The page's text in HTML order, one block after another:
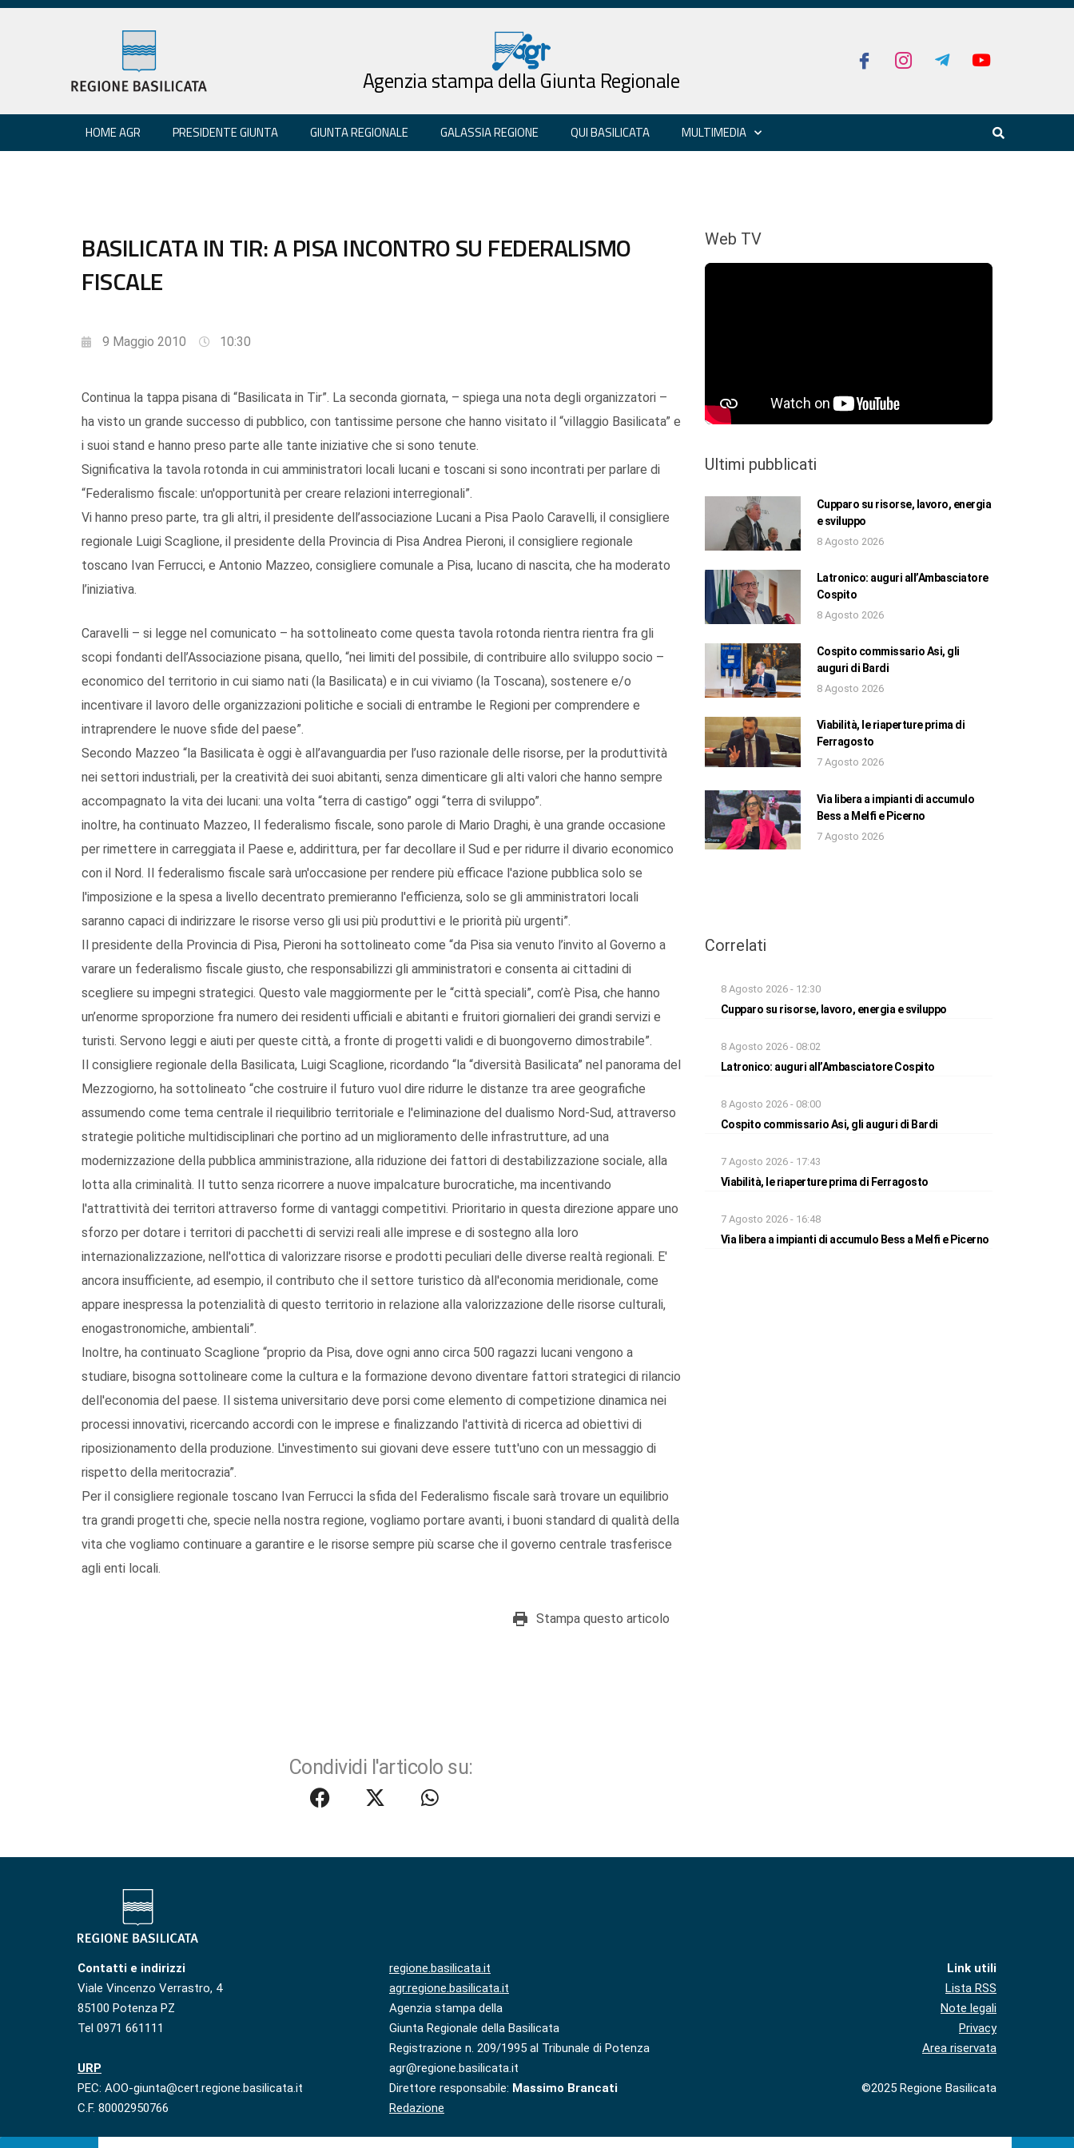
Agenzia stampa della Giunta Regionale
HOME AGR PRESIDENTE GIUNTA GIUNTA REGIONALE GALASSIA REGIONE QUI BASILICATA MULTIMEDIA
BASILICATA IN TIR: A PISA INCONTRO SU FEDERALISMO
FISCALE
9 Maggio 2010 10:30
Continua la tappa pisana di “Basilicata in Tir”. La seconda giornata, – spiega una nota degli organizzatori –
ha visto un grande successo di pubblico, con tantissime persone che hanno visitato il “villaggio Basilicata” e
i suoi stand e hanno preso parte alle tante iniziative che si sono tenute.
Significativa la tavola rotonda in cui amministratori locali lucani e toscani si sono incontrati per parlare di
“Federalismo fiscale: un'opportunità per creare relazioni interregionali”.
Vi hanno preso parte, tra gli altri, il presidente dell’associazione Lucani a Pisa Paolo Caravelli, il consigliere
regionale Luigi Scaglione, il presidente della Provincia di Pisa Andrea Pieroni, il consigliere regionale
toscano Ivan Ferrucci, e Antonio Mazzeo, consigliere comunale a Pisa, lucano di nascita, che ha moderato
l’iniziativa.
Caravelli – si legge nel comunicato – ha sottolineato come questa tavola rotonda rientra rientra fra gli
scopi fondanti dell’Associazione pisana, quello, “nei limiti del possibile, di contribuire allo sviluppo socio –
economico del territorio in cui siamo nati (la Basilicata) e in cui viviamo (la Toscana), sostenere e/o
incentivare il lavoro delle organizzazioni politiche e sociali di entrambe le Regioni per comprendere e
intraprendere le nuove sfide del paese”.
Secondo Mazzeo “la Basilicata è oggi è all’avanguardia per l’uso razionale delle risorse, per la produttività
nei settori industriali, per la creatività dei suoi abitanti, senza dimenticare gli alti valori che hanno sempre
accompagnato la vita dei lucani: una volta “terra di castigo” oggi “terra di sviluppo”.
inoltre, ha continuato Mazzeo, Il federalismo fiscale, sono parole di Mario Draghi, è una grande occasione
per rimettere in carreggiata il Paese e, addirittura, per far decollare il Sud e per ridurre il divario economico
con il Nord. Il federalismo fiscale sarà un'occasione per rendere più efficace l'azione pubblica solo se
l'imposizione e la spesa a livello decentrato premieranno l'efficienza, solo se gli amministratori locali
saranno capaci di indirizzare le risorse verso gli usi più produttivi e le priorità più urgenti”.
Il presidente della Provincia di Pisa, Pieroni ha sottolineato come “da Pisa sia venuto l’invito al Governo a
varare un federalismo fiscale giusto, che responsabilizzi gli amministratori e consenta ai cittadini di
scegliere su impegni strategici. Questo vale maggiormente per le “città speciali”, com’è Pisa, che hanno
un’enorme sproporzione fra numero dei residenti ufficiali e abitanti e fruitori giornalieri dei grandi servizi e
turisti. Servono leggi e aiuti per queste città, a fronte di progetti validi e di buongoverno dimostrabile”.
Il consigliere regionale della Basilicata, Luigi Scaglione, ricordando “la “diversità Basilicata” nel panorama del
Mezzogiorno, ha sottolineato “che costruire il futuro vuol dire ridurre le distanze tra aree geografiche
assumendo come tema centrale il riequilibrio territoriale e l'eliminazione del dualismo Nord-Sud, attraverso
strategie politiche multidisciplinari che portino ad un miglioramento delle infrastrutture, ad una
modernizzazione della pubblica amministrazione, alla riduzione dei fattori di destabilizzazione sociale, alla
lotta alla criminalità. Il tutto senza ricorrere a nuove impalcature burocratiche, ma incentivando
l'attrattività dei territori attraverso forme di vantaggi competitivi. Prioritario in questa direzione appare uno
sforzo per dotare i territori di pacchetti di servizi reali alle imprese e di sostegno alla loro
internazionalizzazione, nell'ottica di valorizzare risorse e prodotti peculiari delle diverse realtà regionali. E'
ancora insufficiente, ad esempio, il contributo che il settore turistico dà all'economia meridionale, come
appare inespressa la potenzialità di questo territorio in relazione alla valorizzazione delle risorse culturali,
enogastronomiche, ambientali”.
Inoltre, ha continuato Scaglione “proprio da Pisa, dove ogni anno circa 500 ragazzi lucani vengono a
studiare, bisogna sottolineare come la cultura e la formazione devono diventare fattori strategici di rilancio
dell'economia del paese. Il sistema universitario deve porsi come elemento di competizione dinamica nei
processi innovativi, ricercando accordi con le imprese e finalizzando l'attività di ricerca ad obiettivi di
riposizionamento della produzione. L'investimento sui giovani deve essere tutt'uno con un messaggio di
rispetto della meritocrazia”.
Per il consigliere regionale toscano Ivan Ferrucci la sfida del Federalismo fiscale sarà trovare un equilibrio
tra grandi progetti che, specie nella nostra regione, vogliamo portare avanti, i buoni standard di qualità della
vita che vogliamo continuare a garantire e le risorse sempre più scarse che il governo centrale trasferisce
agli enti locali.
Stampa questo articolo
Condividi l'articolo su:
Web TV
Ultimi pubblicati
Cupparo su risorse, lavoro, energia
e sviluppo
8 Agosto 2026
Latronico: auguri all’Ambasciatore
Cospito
8 Agosto 2026
Cospito commissario Asi, gli
auguri di Bardi
8 Agosto 2026
Viabilità, le riaperture prima di
Ferragosto
7 Agosto 2026
Via libera a impianti di accumulo
Bess a Melfi e Picerno
7 Agosto 2026
Correlati
8 Agosto 2026 - 12:30
Cupparo su risorse, lavoro, energia e sviluppo
8 Agosto 2026 - 08:02
Latronico: auguri all’Ambasciatore Cospito
8 Agosto 2026 - 08:00
Cospito commissario Asi, gli auguri di Bardi
7 Agosto 2026 - 17:43
Viabilità, le riaperture prima di Ferragosto
7 Agosto 2026 - 16:48
Via libera a impianti di accumulo Bess a Melfi e Picerno
Contatti e indirizzi
Viale Vincenzo Verrastro, 4
85100 Potenza PZ
Tel 0971 661111
URP
PEC: AOO-giunta@cert.regione.basilicata.it
C.F. 80002950766
regione.basilicata.it
agr.regione.basilicata.it
Agenzia stampa della
Giunta Regionale della Basilicata
Registrazione n. 209/1995 al Tribunale di Potenza
agr@regione.basilicata.it
Direttore responsabile: Massimo Brancati
Redazione
Link utili
Lista RSS
Note legali
Privacy
Area riservata
©2025 Regione Basilicata